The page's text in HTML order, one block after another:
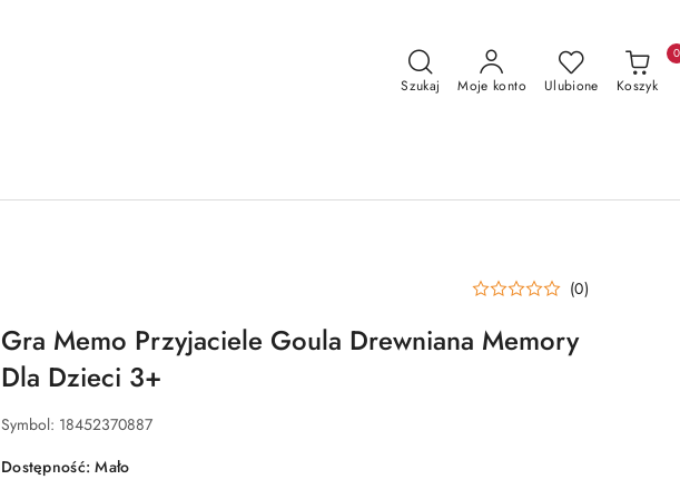
Szukaj Moje konto Ulubione Koszyk
0
(0)
Gra Memo Przyjaciele Goula Drewniana Memory
Dla Dzieci 3+
Symbol: 18452370887
Dostępność:Mało